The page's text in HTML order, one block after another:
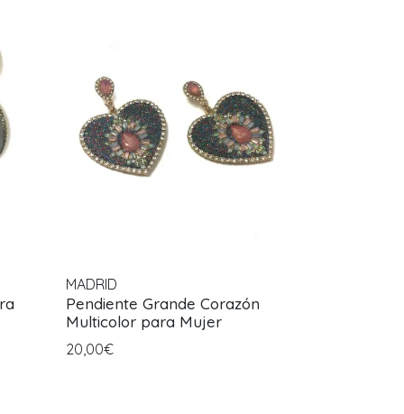
MADRID
Pendiente Grande Corazón
Multicolor para Mujer
20,00€